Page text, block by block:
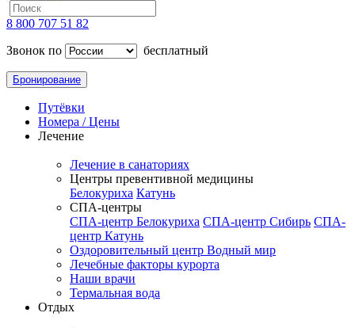
8 800 707 51 82
Звонок по
бесплатный
Бронирование
Путёвки
Номера / Цены
Лечение
Лечение в санаториях
Центры превентивной медицины
Белокуриха Катунь
СПА-центры
СПА-центр Белокуриха СПА-центр Сибирь СПА-
центр Катунь
Оздоровительный центр Водный мир
Лечебные факторы курорта
Наши врачи
Термальная вода
Отдых